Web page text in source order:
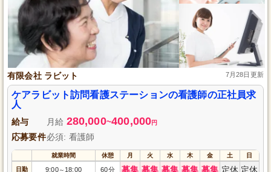
有限会社 ラビット 7月28日更新
ケアラビット訪問看護ステーションの看護師の正社員求
人
給与 月給 280,000~400,000円
応募要件必須: 看護師
就業時間 休憩 月 火 水 木 金 土 日
日勤 9:00～ 18:00 60分 募集 募集 募集 募集 募集 定休 定休